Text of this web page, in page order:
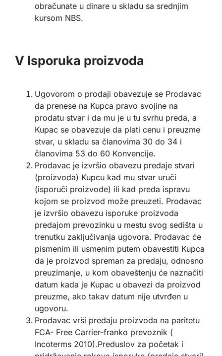
obračunate u dinare u skladu sa srednjim
kursom NBS.
V Isporuka proizvoda
Ugovorom o prodaji obavezuje se Prodavac
da prenese na Kupca pravo svojine na
prodatu stvar i da mu je u tu svrhu preda, a
Kupac se obavezuje da plati cenu i preuzme
stvar, u skladu sa članovima 30 do 34 i
članovima 53 do 60 Konvencije.
Prodavac je izvršio obavezu predaje stvari
(proizvoda) Kupcu kad mu stvar uruči
(isporuči proizvode) ili kad preda ispravu
kojom se proizvod može preuzeti. Prodavac
je izvršio obavezu isporuke proizvoda
predajom prevozinku u mestu svog sedišta u
trenutku zaključivanja ugovora. Prodavac će
pismenim ili usmenim putem obavestiti Kupca
da je proizvod spreman za predaju, odnosno
preuzimanje, u kom obaveštenju će naznačiti
datum kada je Kupac u obavezi da proizvod
preuzme, ako takav datum nije utvrđen u
ugovoru.
Prodavac vrši predaju proizvoda na paritetu
FCA- Free Carrier-franko prevoznik (
Incoterms 2010).Preduslov za početak i